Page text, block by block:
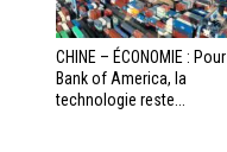
CHINE – ÉCONOMIE : Pour
Bank of America, la
technologie reste...